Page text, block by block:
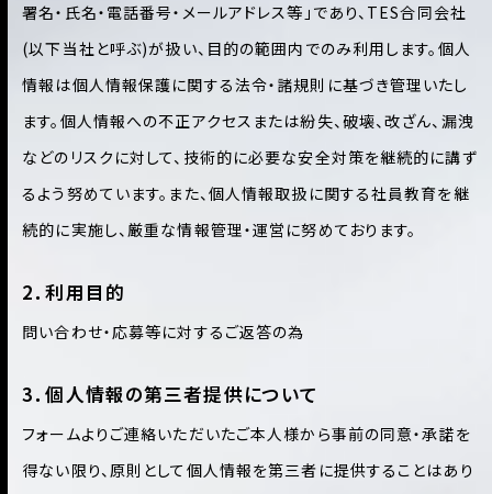
署名・氏名・電話番号・メールアドレス等」であり、TES合同会社
(以下当社と呼ぶ)が扱い、目的の範囲内でのみ利用します。個人
情報は個人情報保護に関する法令・諸規則に基づき管理いたし
ます。個人情報への不正アクセスまたは紛失、破壊、改ざん、漏洩
などのリスクに対して、技術的に必要な安全対策を継続的に講ず
るよう努めています。また、個人情報取扱に関する社員教育を継
続的に実施し、厳重な情報管理・運営に努めております。
2．利用目的
問い合わせ・応募等に対するご返答の為
3．個人情報の第三者提供について
フォームよりご連絡いただいたご本人様から事前の同意・承諾を
得ない限り、原則として個人情報を第三者に提供することはあり